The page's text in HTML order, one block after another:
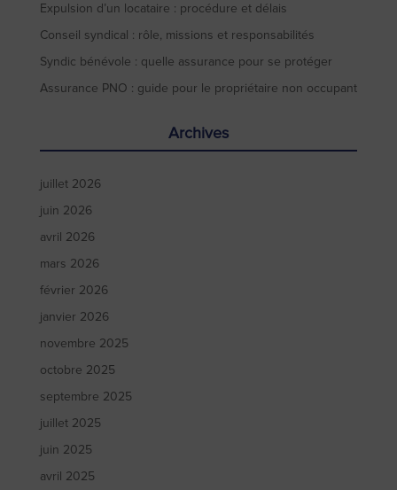
Expulsion d’un locataire : procédure et délais
Conseil syndical : rôle, missions et responsabilités
Syndic bénévole : quelle assurance pour se protéger
Assurance PNO : guide pour le propriétaire non occupant
Archives
juillet 2026
juin 2026
avril 2026
mars 2026
février 2026
janvier 2026
novembre 2025
octobre 2025
septembre 2025
juillet 2025
juin 2025
avril 2025